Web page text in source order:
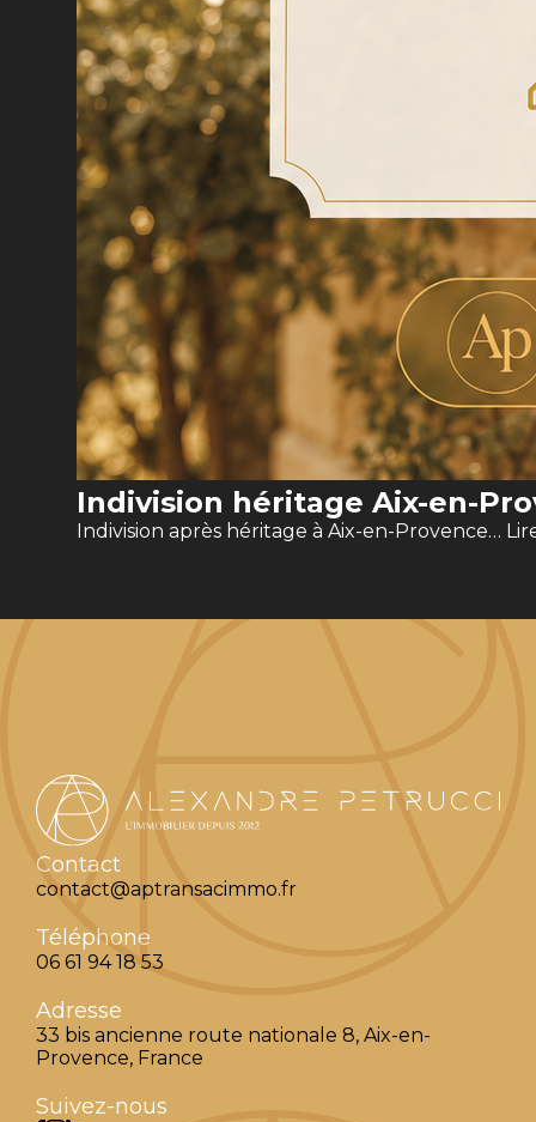
Indivision héritage Aix-en-
Indivision après héritage à Aix-en-Provence…
Contact
contact@aptransacimmo.fr
Téléphone
06 61 94 18 53
Adresse
33 bis ancienne route nationale 8, Aix-en-
Provence, France
Suivez-nous